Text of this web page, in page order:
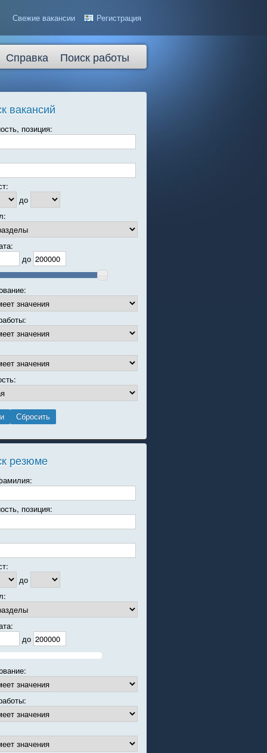
Свежие вакансии Регистрация
Справка Поиск работы
вакансий
позиция:
до
до
резюме
позиция:
до
до